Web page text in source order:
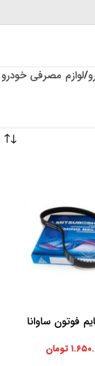
لوازم مصرفی خودرو
فوتون ساوانا
تومان